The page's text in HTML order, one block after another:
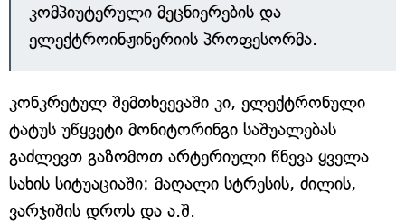
კომპიუტერული მეცნიერების და
ელექტროინჟინერიის პროფესორმა.
კონკრეტულ შემთხვევაში კი, ელექტრონული
ტატუს უწყვეტი მონიტორინგი საშუალებას
გაძლევთ გაზომოთ არტერიული წნევა ყველა
სახის სიტუაციაში: მაღალი სტრესის, ძილის,
ვარჯიშის დროს და ა.შ.